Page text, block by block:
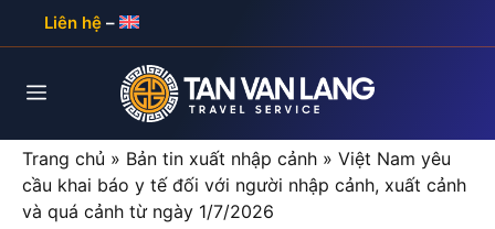
Liên hệ –
Menu
Trang chủ » Bản tin xuất nhập cảnh » Việt Nam yêu
cầu khai báo y tế đối với người nhập cảnh, xuất cảnh
và quá cảnh từ ngày 1/7/2026